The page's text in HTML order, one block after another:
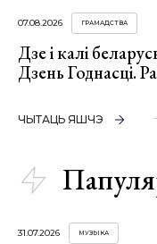
07.08.2026 ГРАМАДСТВА
Дзе і калі
Дзень Годнасці.
ЧЫТАЦЬ ЯШЧЭ
31.07.2026 МУЗЫКА